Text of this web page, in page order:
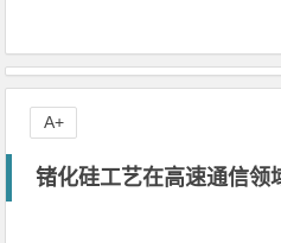
锗化硅工艺在高速通信领
A+